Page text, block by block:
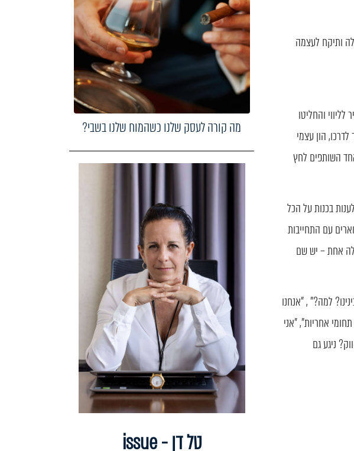
ותיקח לעצמה
והחליטו
הון עצמי
תהליך הקמת תאגיד, ואחד השותפים לחץ
בכנות על הכל
מפוארים עם התחייבות
אחת – יש שם
למה?" , "אנחנו
אחריות", "אני
ניגע גם
מה קורה לעסק שלנו כשהמוח שלנו בשבי?
טל דן - issue